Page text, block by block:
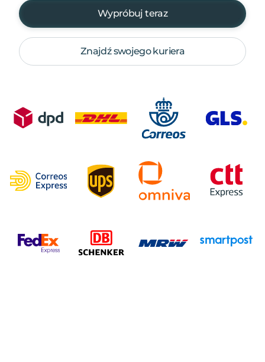
Wypróbuj teraz
Znajdź swojego kuriera